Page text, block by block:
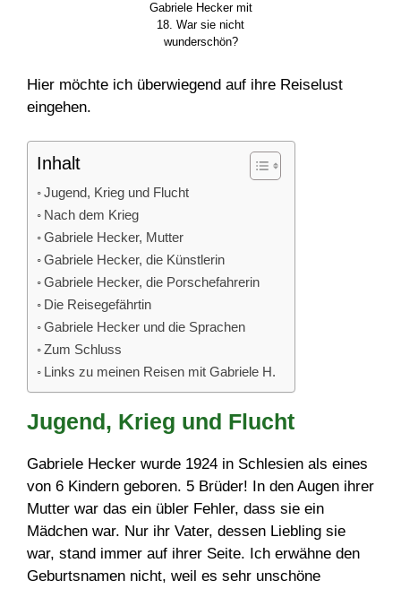
Gabriele Hecker mit
18. War sie nicht
wunderschön?
Hier möchte ich überwiegend auf ihre Reiselust
eingehen.
Inhalt
Jugend, Krieg und Flucht
Nach dem Krieg
Gabriele Hecker, Mutter
Gabriele Hecker, die Künstlerin
Gabriele Hecker, die Porschefahrerin
Die Reisegefährtin
Gabriele Hecker und die Sprachen
Zum Schluss
Links zu meinen Reisen mit Gabriele H.
Jugend, Krieg und Flucht
Gabriele Hecker wurde 1924 in Schlesien als eines
von 6 Kindern geboren. 5 Brüder! In den Augen ihrer
Mutter war das ein übler Fehler, dass sie ein
Mädchen war. Nur ihr Vater, dessen Liebling sie
war, stand immer auf ihrer Seite. Ich erwähne den
Geburtsnamen nicht, weil es sehr unschöne